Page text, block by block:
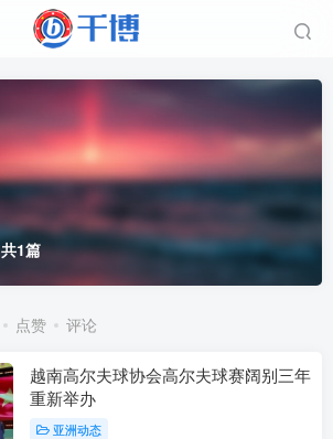
共1篇
点赞 评论
越南高尔夫球协会高尔夫球赛阔别三年
重新举办
亚洲动态